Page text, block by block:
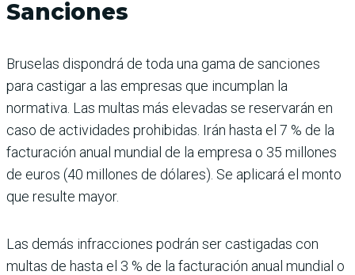
Sanciones
Bruselas dispondrá de toda una gama de sanciones
para castigar a las empresas que incumplan la
normativa. Las multas más elevadas se reservarán en
caso de actividades prohibidas. Irán hasta el 7 % de la
facturación anual mundial de la empresa o 35 millones
de euros (40 millones de dólares). Se aplicará el monto
que resulte mayor.
Las demás infracciones podrán ser castigadas con
multas de hasta el 3 % de la facturación anual mundial o